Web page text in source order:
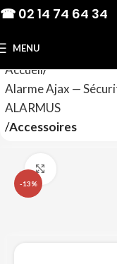
☎ 02 14 74 64 34
MENU
Accueil
Alarme Ajax —
ALARMUS
Accessoires
-13%